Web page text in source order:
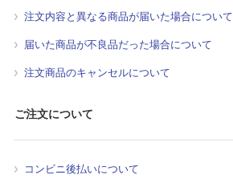
注文内容と異なる商品が届いた場合について
届いた商品が不良品だった場合について
注文商品のキャンセルについて
ご注文について
コンビニ後払いについて